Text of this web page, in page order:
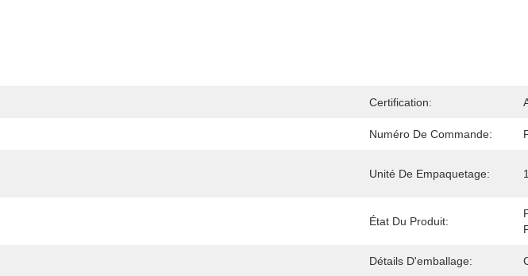
Certification:
Numéro De Commande:
Unité De Empaquetage:
État Du Produit:
Détails D'emballage: